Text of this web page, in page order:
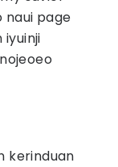
naui page
kerinduan